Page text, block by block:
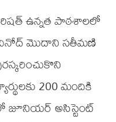
ఉన్నత పాఠశాలలో
వినోద్ మొదాని సతీమణి
200 మందికి
జూనియర్ అసిస్టెంట్